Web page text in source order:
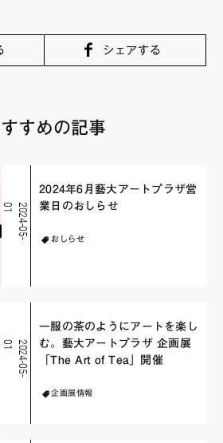
シェアする
すめの記事
2
0
2
4
-
0
5
-
0
1
2024年6月藝大アートプラザ営
業日のおしらせ
おしらせ
2
0
2
4
-
0
5
-
0
1
一服の茶のようにアートを楽し
む。藝大アートプラザ 企画展
「The Art of Tea」開催
企画展情報